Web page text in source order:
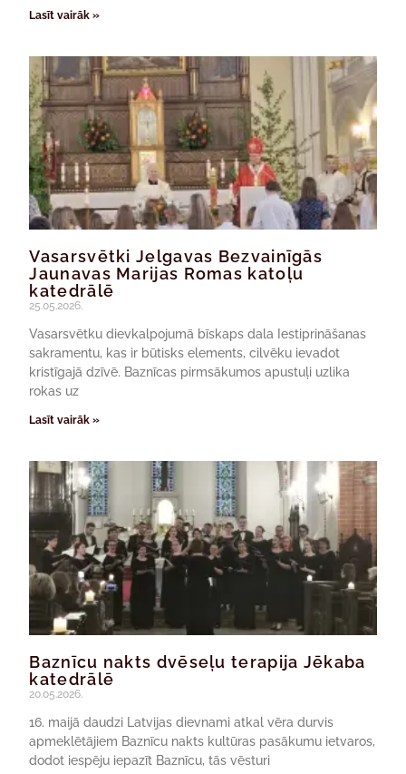
Lasīt vairāk »
Vasarsvētki Jelgavas Bezvainīgās
Jaunavas Marijas Romas katoļu
katedrālē
25.05.2026.
Vasarsvētku dievkalpojumā bīskaps dala Iestiprināšanas
sakramentu, kas ir būtisks elements, cilvēku ievadot
kristīgajā dzīvē. Baznīcas pirmsākumos apustuļi uzlika
rokas uz
Lasīt vairāk »
Baznīcu nakts dvēseļu terapija Jēkaba
katedrālē
20.05.2026.
16. maijā daudzi Latvijas dievnami atkal vēra durvis
apmeklētājiem Baznīcu nakts kultūras pasākumu ietvaros,
dodot iespēju iepazīt Baznīcu, tās vēsturi